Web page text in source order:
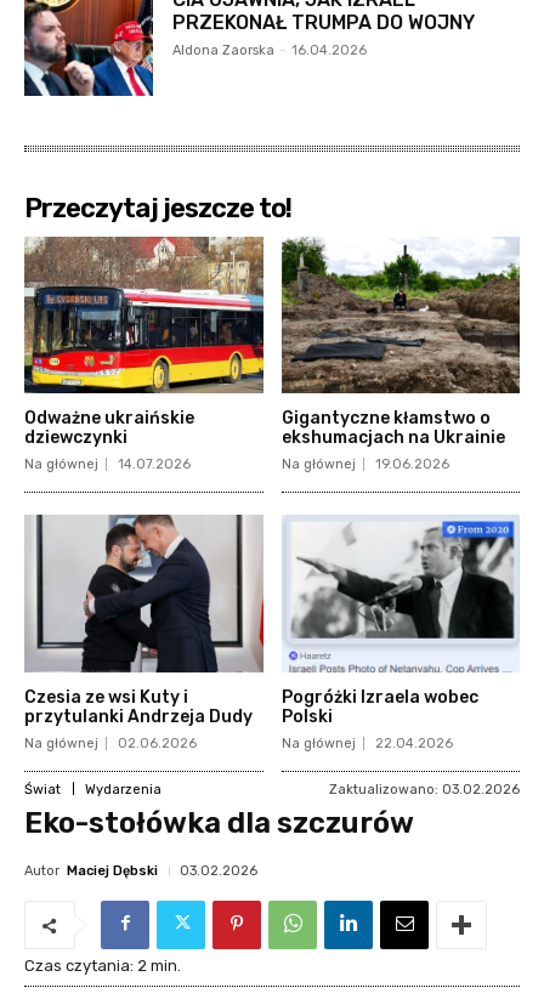
PRZEKONAŁ TRUMPA DO WOJNY
Aldona Zaorska - 16.04.2026
Przeczytaj jeszcze to!
Odważne ukraińskie
dziewczynki
Na głównej 14.07.2026
Gigantyczne kłamstwo o
ekshumacjach na Ukrainie
Na głównej 19.06.2026
Czesia ze wsi Kuty i
przytulanki Andrzeja Dudy
Na głównej 02.06.2026
Pogróżki Izraela wobec
Polski
Na głównej 22.04.2026